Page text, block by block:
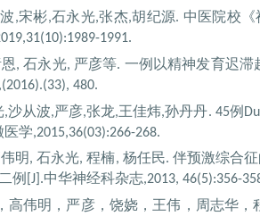
,宋彬,石永光,张杰,胡纪源. 中医院校
1991.
,石永光, 严彦等. 一例以精神发育迟滞
,(2016).(33), 480.
,沙从波,严彦,张龙,王佳炜,孙丹丹. 45例
医学,2015,36(03):266-268.
明,石永光,程楠, 杨任民. 伴预激综合
例 [J].中华神经科杂志,2013, 46(5):356-
高伟明，严彦，饶娆，王伟，周志华，